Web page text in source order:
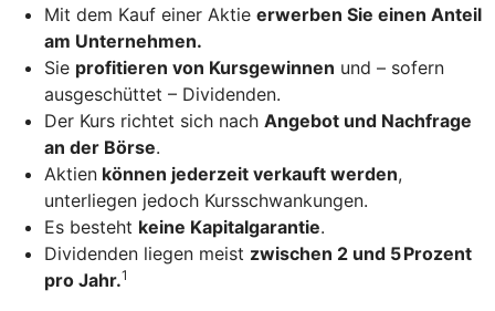
Mit dem Kauf einer Aktie erwerben Sie einen Anteil
am Unternehmen.
Sie profitieren von Kursgewinnen und – sofern
ausgeschüttet – Dividenden.
Der Kurs richtet sich nach Angebot und Nachfrage
an der Börse.
Aktien können jederzeit verkauft werden,
unterliegen jedoch Kursschwankungen.
Es besteht keine Kapitalgarantie.
Dividenden liegen meist zwischen 2 und 5 Prozent
pro Jahr.1